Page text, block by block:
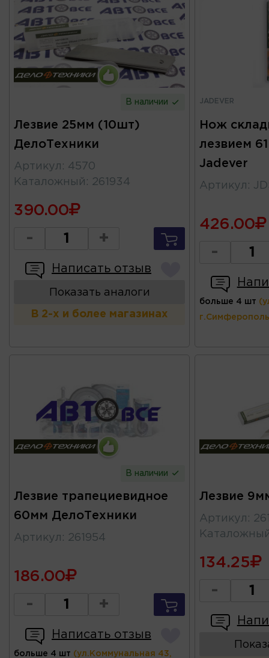
В наличии
Лезвие 25мм (10шт)
ДелоТехники
Артикул : 4570
Каталожный : 261934
390.00
- +
Написать отзыв
Показать аналоги
В 2-х и более магазинах
JADEVER
Нож
лезвием
Jadever
Артикул :
426.00
-
больше 4 шт
В наличии
Лезвие трапециевидное
60мм ДелоТехники
Артикул : 261954
186.00
- +
Написать отзыв
больше 4 шт (ул.Коммунальная 43,
Лезвие
Артикул :
134.25
-